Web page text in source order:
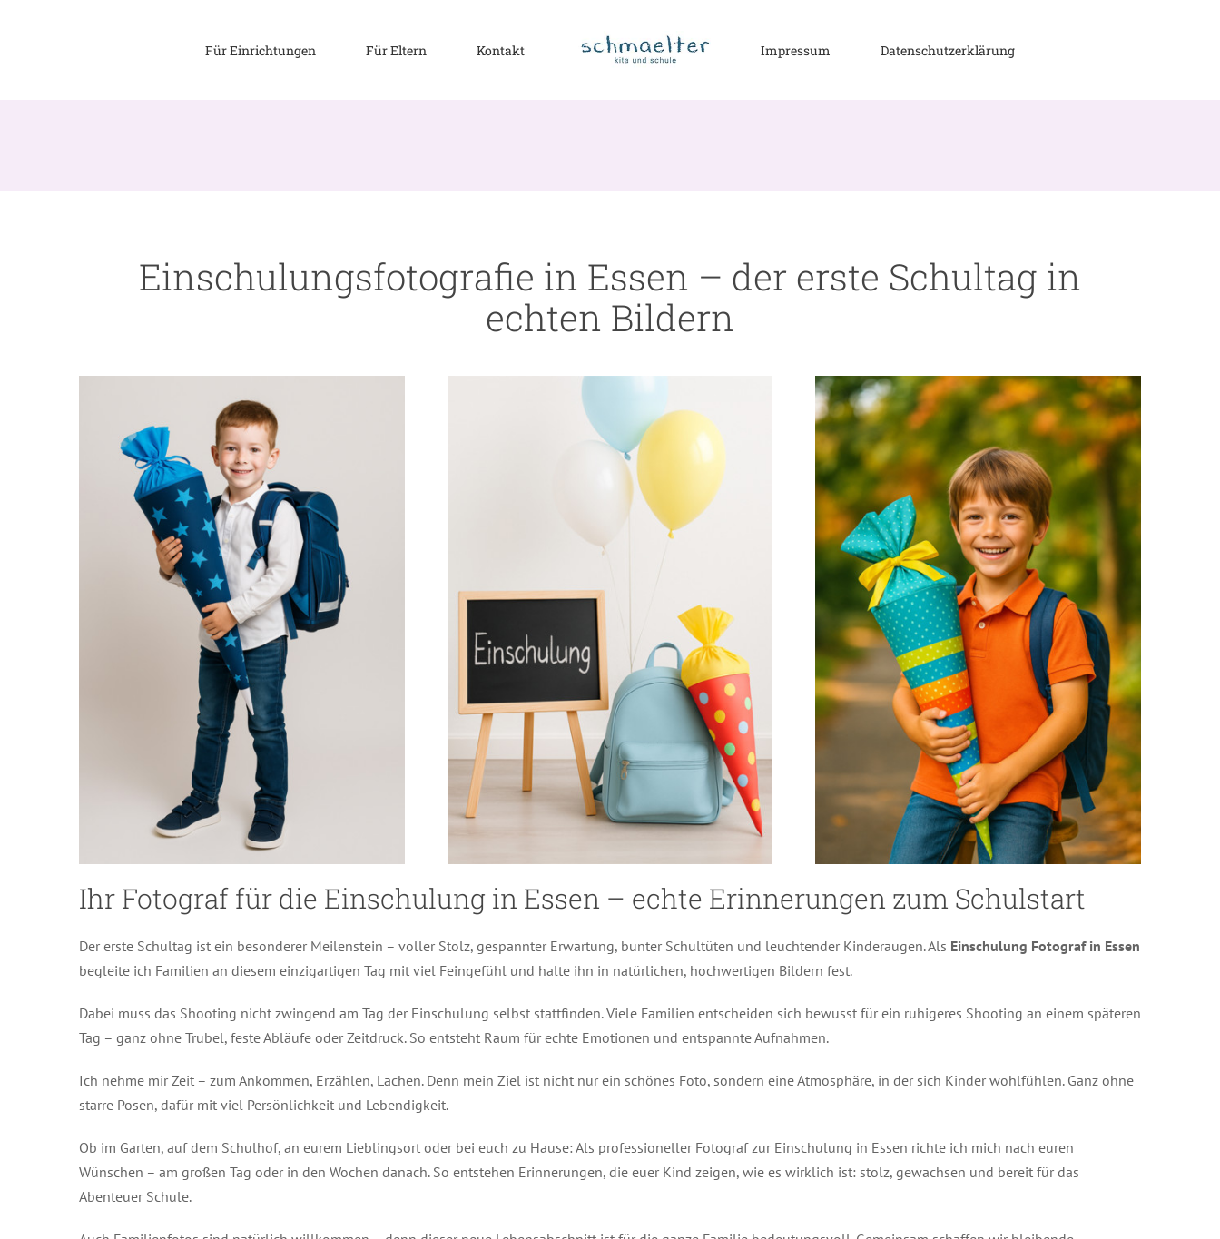
Für Einrichtungen Für Eltern Kontakt Impressum Datenschutzerklärung
Einschulungsfotografie in Essen – der erste Schultag in
echten Bildern
Ihr Fotograf für die Einschulung in Essen – echte Erinnerungen zum Schulstart
Der erste Schultag ist ein besonderer Meilenstein – voller Stolz, gespannter Erwartung, bunter Schultüten und leuchtender Kinderaugen. Als Einschulung Fotograf in Essen
begleite ich Familien an diesem einzigartigen Tag mit viel Feingefühl und halte ihn in natürlichen, hochwertigen Bildern fest.
Dabei muss das Shooting nicht zwingend am Tag der Einschulung selbst stattfinden. Viele Familien entscheiden sich bewusst für ein ruhigeres Shooting an einem späteren
Tag – ganz ohne Trubel, feste Abläufe oder Zeitdruck. So entsteht Raum für echte Emotionen und entspannte Aufnahmen.
Ich nehme mir Zeit – zum Ankommen, Erzählen, Lachen. Denn mein Ziel ist nicht nur ein schönes Foto, sondern eine Atmosphäre, in der sich Kinder wohlfühlen. Ganz ohne
starre Posen, dafür mit viel Persönlichkeit und Lebendigkeit.
Ob im Garten, auf dem Schulhof, an eurem Lieblingsort oder bei euch zu Hause: Als professioneller Fotograf zur Einschulung in Essen richte ich mich nach euren
Wünschen – am großen Tag oder in den Wochen danach. So entstehen Erinnerungen, die euer Kind zeigen, wie es wirklich ist: stolz, gewachsen und bereit für das
Abenteuer Schule.